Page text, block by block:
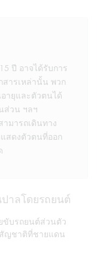
ปี อาจได้รับการ
ารเหล่านั้น พวก
ายุและตัวตนได้
ส่วน ฯลฯ
ามารถเดินทาง
สดงตัวตนที่ออก
าลโดยรถยนต์
ขับรถยนต์ส่วนตัว
สัญชาติที่ชายแดน